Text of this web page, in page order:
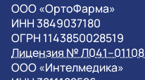
OOO «ОртоФарма»
ИНН 3849037180
ОГРН 1143850028519
Лицензия №
OOO «Интелмедика»